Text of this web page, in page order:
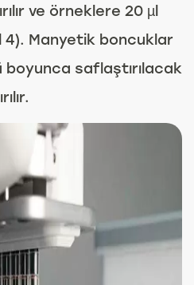
ve örneklere 20 µl
4). Manyetik boncuklar
boyunca saflaştırılacak